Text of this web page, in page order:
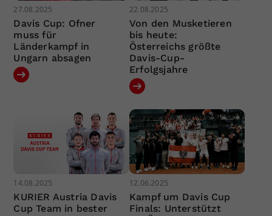
27.08.2025
Davis Cup: Ofner
muss für
Länderkampf in
Ungarn absagen
22.08.2025
Von den Musketieren
bis heute:
Österreichs größte
Davis-Cup-
Erfolgsjahre
14.08.2025
KURIER Austria Davis
Cup Team in bester
12.06.2025
Kampf um Davis Cup
Finals: Unterstützt